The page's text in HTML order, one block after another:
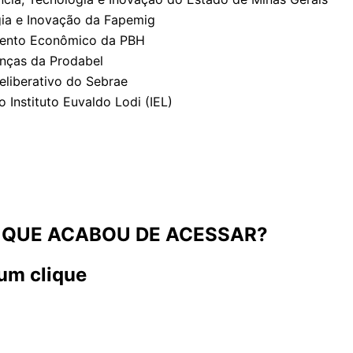
e Inovação da Fapemig
Econômico da PBH
da Prodabel
do Sebrae
Instituto Euvaldo Lodi (IEL)
ACABOU DE ACESSAR?
clique